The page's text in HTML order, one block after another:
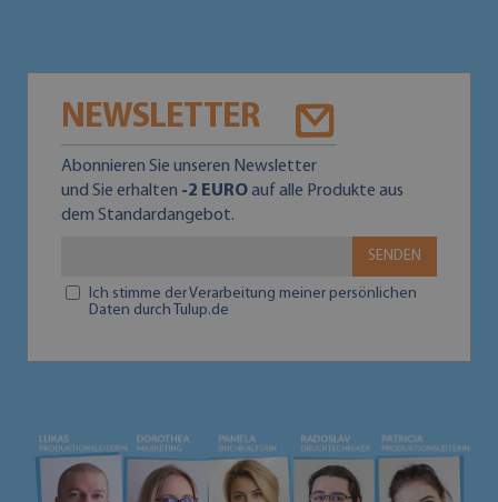
NEWSLETTER
Abonnieren Sie unseren Newsletter
und Sie erhalten -2 EUROauf alle Produkte aus
dem Standardangebot.
SENDEN
Ich stimme der Verarbeitung meiner persönlichen
Daten durch Tulup.de